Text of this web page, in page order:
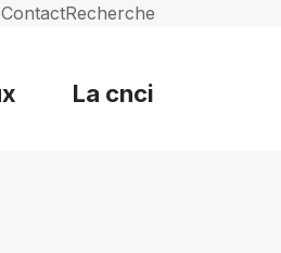
ContactRecherche
La cnci